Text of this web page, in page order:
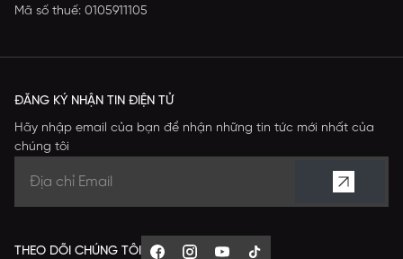
Mã số thuế: 0105911105
ĐĂNG KÝ NHẬN TIN ĐIỆN TỬ
Hãy nhập email của bạn để nhận những tin tức mới nhất của
chúng tôi
THEO DÕI CHÚNG TÔI